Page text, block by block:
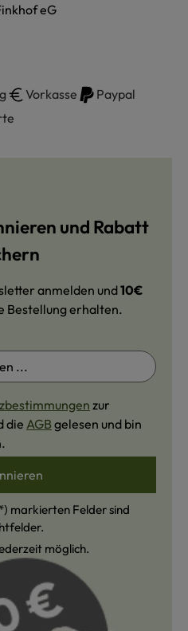
eG
Vorkasse
Paypal
und Rabatt
anmelden und10€
Bestellung erhalten.
zur
die AGB gelesen und bin
markierten Felder sind
möglich.